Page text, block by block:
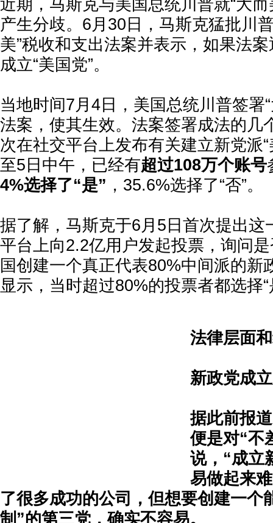
近期，马斯克与美国总统川普就“大
产生分歧。6月30日，马斯克猛批川
美”税收和支出法案并表示，如果法
成立“美国党”。
当地时间7月4日，美国总统川普签署
法案，使其生效。法案签署成法的几
次在社交平台上发布有关建立新党派
至5日中午，已经有超过108万个账号
4%选择了“是” ，35.6%选择了“否”。
据了解，马斯克于6月5日首次提出这
平台上向2.2亿用户发起投票，询问
国创建一个真正代表80%中间派的新
显示，当时超过80%的投票者都选择“
法律层面
新政党成
据此前报
便是对“不
说，“成立
易做起来
了很多成功的公司，但想要创建一个
制”的第三党，确实不容易。